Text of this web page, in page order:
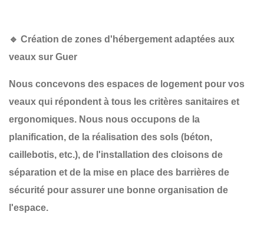
🔹 Création de zones d'hébergement adaptées aux
veaux sur Guer
Nous concevons des espaces de logement pour vos
veaux qui répondent à tous les critères sanitaires et
ergonomiques. Nous nous occupons de la
planification, de la réalisation des sols (béton,
caillebotis, etc.), de l'installation des cloisons de
séparation et de la mise en place des barrières de
sécurité pour assurer une bonne organisation de
l'espace.